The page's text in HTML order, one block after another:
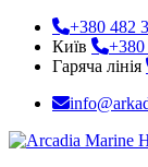
+380 482
Київ
+380
Гаряча лінія